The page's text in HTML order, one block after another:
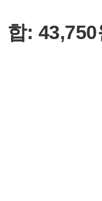
합: 43,750